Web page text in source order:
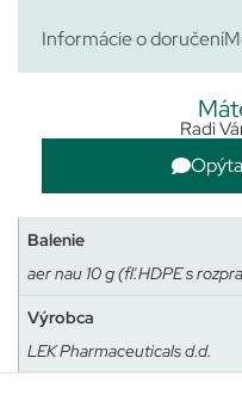
Informácie o doručení
Radi
Balenie
aer nau 10 g (fľ.HDPE s
Výrobca
LEK Pharmaceuticals d.d.